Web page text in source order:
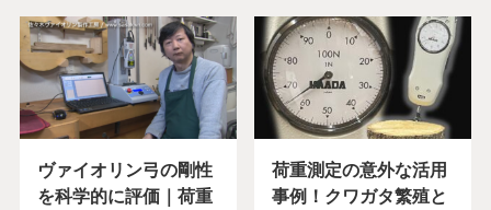
ヴァイオリン弓の剛性
を科学的に評価｜荷重
荷重測定の意外な活用
事例！クワガタ繁殖と